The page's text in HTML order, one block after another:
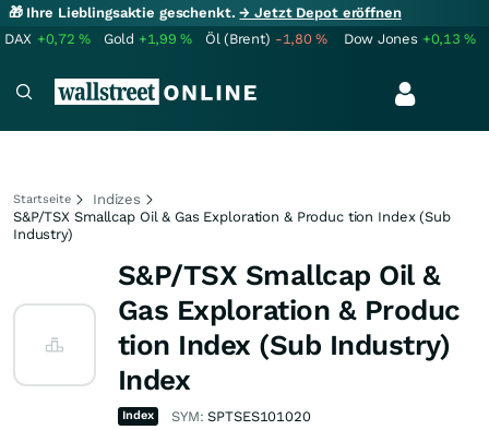
🎁 Ihre Lieblingsaktie geschenkt.→ Jetzt Depot eröffnen
DAX +0,72% Gold +1,99% Öl (Brent) -1,80% Dow Jones +0,13%
Startseite
Indizes
S&P/TSX Smallcap Oil & Gas Exploration & Produc tion Index (Sub
Industry)
S&P/TSX Smallcap Oil &
Gas Exploration & Produc
tion Index (Sub Industry)
Index
Index SYM:SPTSES101020